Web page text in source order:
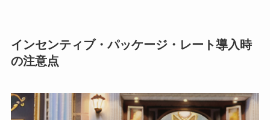
インセンティブ・パッケージ・レート導入時
の注意点